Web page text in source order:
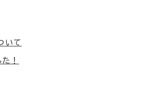
いて
！